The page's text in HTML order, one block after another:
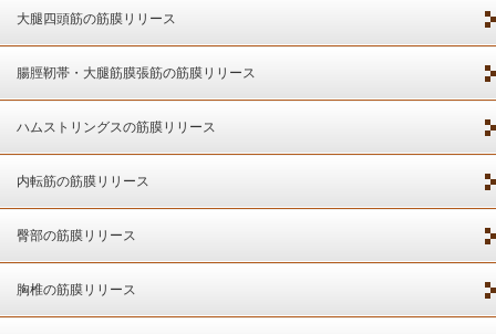
大腿四頭筋の筋膜リリース
腸脛靭帯・大腿筋膜張筋の筋膜リリース
ハムストリングスの筋膜リリース
内転筋の筋膜リリース
臀部の筋膜リリース
胸椎の筋膜リリース